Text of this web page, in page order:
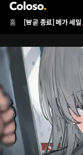
콜로소
Coloso Menu
홈 [🚨곧 종료] 메가 세일